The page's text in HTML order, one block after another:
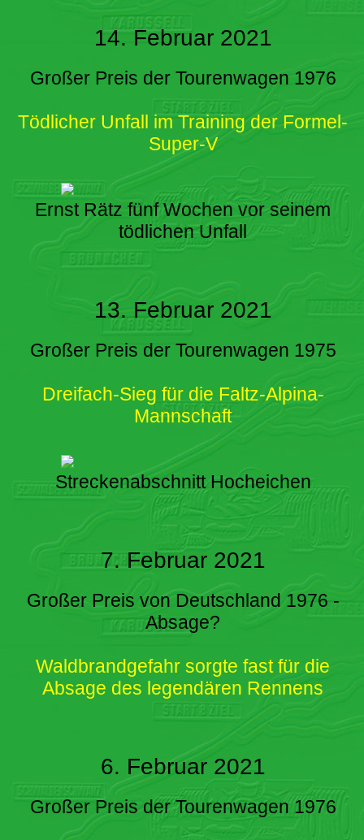
14. Februar 2021
Großer Preis der Tourenwagen 1976
Tödlicher Unfall im Training der Formel-
Super-V
Ernst Rätz fünf Wochen vor seinem
tödlichen Unfall
13. Februar 2021
Großer Preis der Tourenwagen 1975
Dreifach-Sieg für die Faltz-Alpina-
Mannschaft
Streckenabschnitt Hocheichen
7. Februar 2021
Großer Preis von Deutschland 1976 -
Absage?
Waldbrandgefahr sorgte fast für die
Absage des legendären Rennens
6. Februar 2021
Großer Preis der Tourenwagen 1976